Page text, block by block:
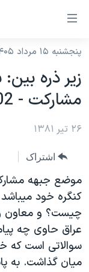
لینکهای
دسترسی
جهش
محتوای
اصلی
جهش
اصلی
جهش
جستجو
نسخه سبک
موضوع ها
ایران
آمریکا
جهان
ورزشی
گزیده‌ها
ویژه برنامه‌ها
ویدیوها
برنامه های
جدول برنامه ها
صفحه‌های ویژه
جام جهانی ۲۰۲۶
عملیات خشم
۲۵۰سالگی آمریکا
بایگانی برنامه‌های
فرکانس‌های
پخش رادیویی
یادگیری زبان
پنجشنبه ۱۵ مرداد ۱۴۰۵ ایران ۰۸:۲۰
زير ذره
مشارکت - 2002-07-17
۲۶ تیر ۱۳۸۱
اشتراک
موضع جبهه
کنگره خود
چيست؟ و معاون
عراق حاوی چه
سوالاتی است که
ميان گذاشت. به